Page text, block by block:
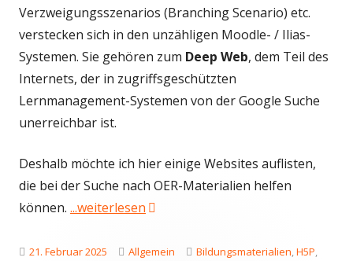
Verzweigungsszenarios (Branching Scenario) etc.
verstecken sich in den unzähligen Moodle- / Ilias-
Systemen. Sie gehören zum Deep Web, dem Teil des
Internets, der in zugriffsgeschützten
Lernmanagement-Systemen von der Google Suche
unerreichbar ist.
Deshalb möchte ich hier einige Websites auflisten,
die bei der Suche nach OER-Materialien helfen
können. ...weiterlesen "Open Educational Resources
Veröffentlicht
21. Februar 2025 Kategorien
Allgemein Schlagwörter
Bildungsmaterialien,H5P,